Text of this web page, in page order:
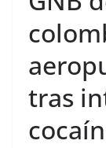
tras